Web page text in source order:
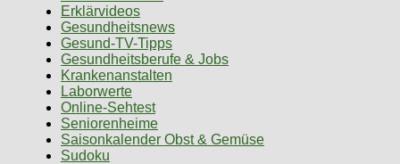
Erklärvideos
Gesundheitsnews
Gesund-TV-Tipps
Gesundheitsberufe & Jobs
Krankenanstalten
Laborwerte
Online-Sehtest
Seniorenheime
Saisonkalender Obst & Gemüse
Sudoku